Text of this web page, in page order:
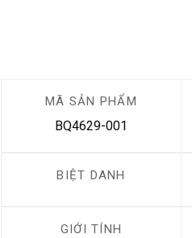
MÃ SẢN PHẨM
BQ4629-001
BIỆT DANH
GIỚI TÍNH